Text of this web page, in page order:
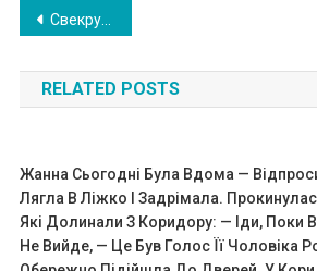
Навигация
по
записям
Свекруха записала сварку сина і невістки на відео, а потім показала це синові і тільки тоді у нього відкрилися очі
RELATED POSTS
Жанна Сьогодні Була Вдома —
Лягла В Ліжко І Задрімала.
Які Долинали З Коридору: — Іди, Поки
Не Вийде, — Це Був Голос Її Чоловіка